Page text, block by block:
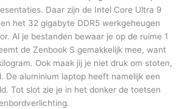
Daar zijn de Intel Core Ultra 9
het 32 gigabyte DDR5 werkgeheugen
Al je bestanden bewaar je op de ruime 1
de Zenbook S gemakkelijk mee, want
Ook maak jij je niet druk om stoten,
De aluminium laptop heeft namelijk een
Tot slot zie je in het donker de toetsen